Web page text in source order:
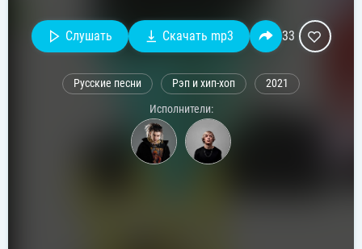
Слушать Скачать mp3 33
Русские песни Рэп и хип-хоп
2021
Исполнители: